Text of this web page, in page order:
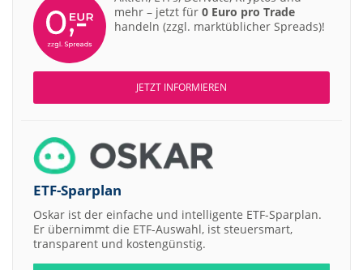
mehr – jetzt für 0 Euro pro Trade
handeln (zzgl. marktüblicher Spreads)!
JETZT INFORMIEREN
ETF-Sparplan
Oskar ist der einfache und intelligente ETF-Sparplan.
Er übernimmt die ETF-Auswahl, ist steuersmart,
transparent und kostengünstig.